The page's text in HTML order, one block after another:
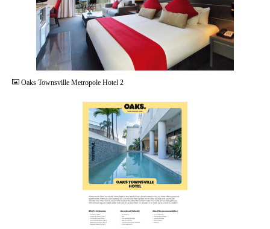
Oaks Townsville Metropole Hotel 2